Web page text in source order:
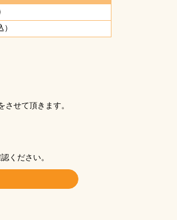
せて頂きます。
ください。